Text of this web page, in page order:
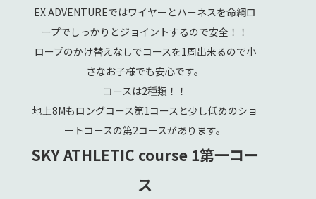
EX ADVENTUREではワイヤーとハーネスを命綱ロ
ープでしっかりとジョイントするので安全！！
ロープのかけ替えなしでコースを1周出来るので小
さなお子様でも安心です。
コースは2種類！！
地上8Mもロングコース第1コースと少し低めのショ
ートコースの第2コースがあります。
SKY ATHLETIC course 1第一コー
ス